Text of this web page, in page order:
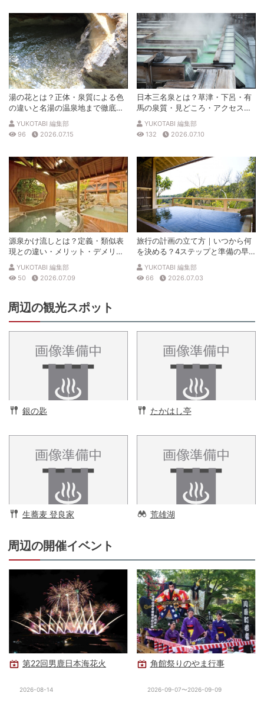
湯の花とは？正体・泉質による色
の違いと名湯の温泉地まで徹底解
説
YUKOTABI 編集部
96
2026.07.15
日本三名泉とは？草津・下呂・有
馬の泉質・見どころ・アクセスを
徹底解説
YUKOTABI 編集部
132
2026.07.10
源泉かけ流しとは？定義・類似表
現との違い・メリット・デメリッ
トを解説
YUKOTABI 編集部
50
2026.07.09
旅行の計画の立て方｜いつから何
を決める？4ステップと準備の早
見表
YUKOTABI 編集部
66
2026.07.03
周辺の観光スポット
銀の匙 たかはし亭
生蕎麦 登良家 荒雄湖
周辺の開催イベント
第22回男鹿日本海花火
2026-08-14
角館祭りのやま行事
2026-09-07〜2026-09-09